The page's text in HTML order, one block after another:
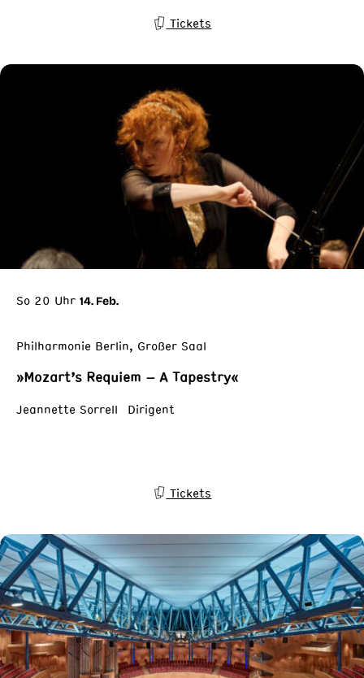
Tickets
So 20 Uhr 14. Feb.
Philharmonie Berlin, Großer Saal
»Mozart’s Requiem – A Tapestry«
Jeannette Sorrell Dirigent
Tickets